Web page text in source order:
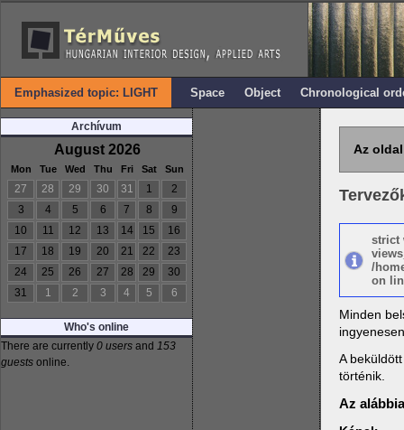
Emphasized topic: LIGHT Space Object Chronological
Archívum
August 2026
Mon Tue Wed Thu Fri Sat Sun
27 28 29 30 31 1
2
3
4 5 6 7 8
9
10
11 12 13 14 15
16
17
18 19 20 21 22
23
24
25 26 27 28 29
30
31
1 2 3 4 5 6
Who's online
There are currently 0 users and 153
guests online.
Az
strict
/
on
Minden
A
történik.
Az